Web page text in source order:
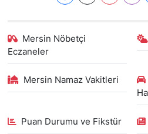
Mersin Nöbetçi
Eczaneler
Mersin Namaz Vakitleri
Puan Durumu ve Fikstür